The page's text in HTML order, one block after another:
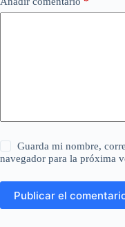
Guarda mi nombre,
navegador para la próxima
Publicar el